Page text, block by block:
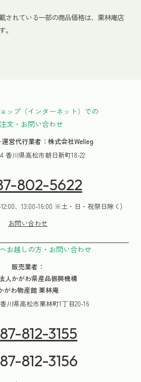
されている一部の商品価格は、栗林庵店
。
ップ（インターネット）での
文・お問い合わせ
営代行業者：株式会社Welleg
香川県高松市朝日新町18-22
802-5622
、13:00-16:00 ※土・日・祝祭日除く)
お問い合わせ
お越しの方・お問い合わせ
販売業者：
人かがわ県産品振興機構
がわ物産館 栗林庵
川県高松市栗林町1丁目20-16
812-3155
812-3156